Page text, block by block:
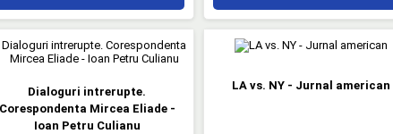
Dialoguri intrerupte.
Corespondenta Mircea Eliade -
Ioan Petru Culianu
LA vs. NY - Jurnal american